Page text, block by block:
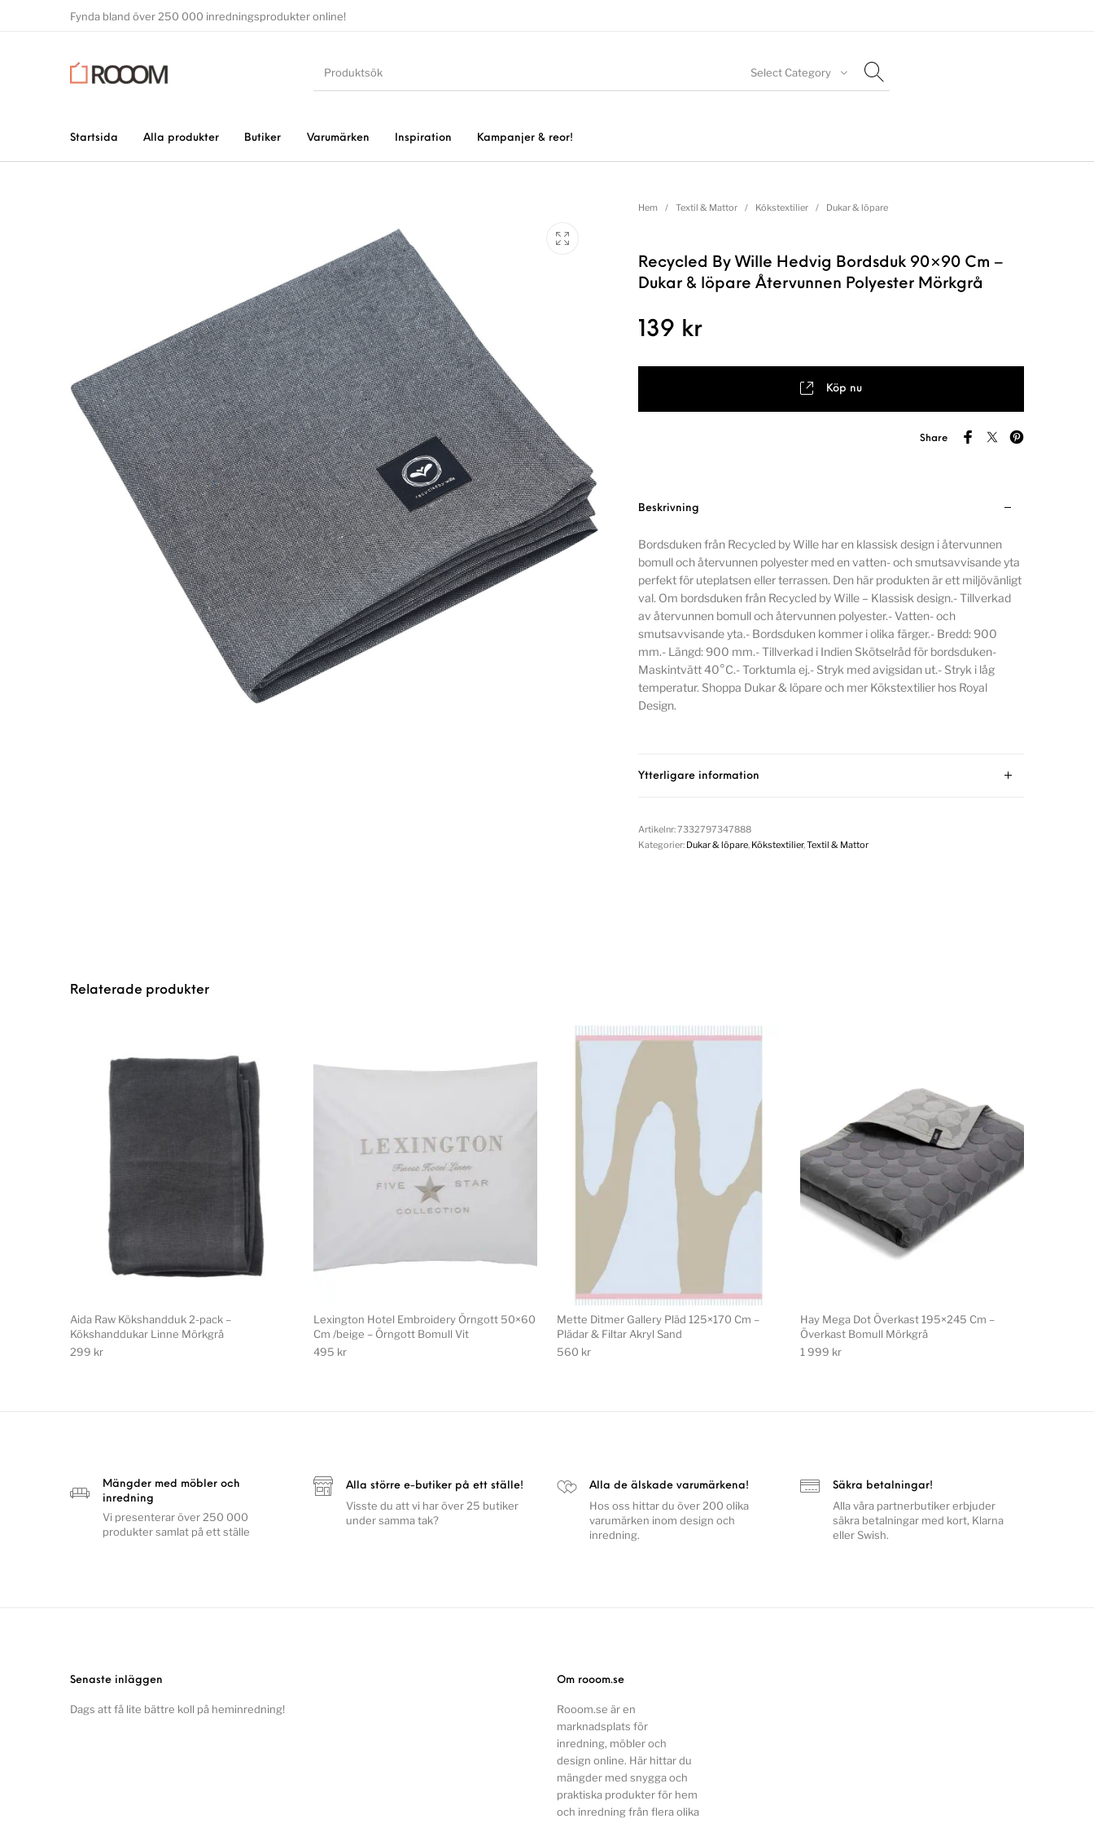
Fynda bland över 250 000 inredningsprodukter online!
Select Category
Startsida Alla produkter Butiker Varumärken Inspiration Kampanjer & reor!
Hem / Textil & Mattor / Kökstextilier / Dukar & löpare
Recycled By Wille Hedvig Bordsduk 90×90 Cm –
Dukar & löpare Återvunnen Polyester Mörkgrå
139 kr
Köp nu
Share
Beskrivning
Bordsduken från Recycled by Wille har en klassisk design i återvunnen
bomull och återvunnen polyester med en vatten- och smutsavvisande yta
perfekt för uteplatsen eller terrassen. Den här produkten är ett miljövänligt
val. Om bordsduken från Recycled by Wille – Klassisk design.- Tillverkad
av återvunnen bomull och återvunnen polyester.- Vatten- och
smutsavvisande yta.- Bordsduken kommer i olika färger.- Bredd: 900
mm.- Längd: 900 mm.- Tillverkad i Indien Skötselråd för bordsduken-
Maskintvätt 40°C.- Torktumla ej.- Stryk med avigsidan ut.- Stryk i låg
temperatur. Shoppa Dukar & löpare och mer Kökstextilier hos Royal
Design.
Ytterligare information
Artikelnr:7332797347888
Kategorier: Dukar & löpare, Kökstextilier, Textil & Mattor
Relaterade produkter
Aida Raw Kökshandduk 2-pack –
Kökshanddukar Linne Mörkgrå
299 kr
Lexington Hotel Embroidery Örngott 50×60
Cm /beige – Örngott Bomull Vit
495 kr
Mette Ditmer Gallery Pläd 125×170 Cm –
Plädar & Filtar Akryl Sand
560 kr
Hay Mega Dot Överkast 195×245 Cm –
Överkast Bomull Mörkgrå
1 999 kr
Mängder med möbler och
inredning
Vi presenterar över 250 000
produkter samlat på ett ställe
Alla större e-butiker på ett ställe!
Visste du att vi har över 25 butiker
under samma tak?
Alla de älskade varumärkena!
Hos oss hittar du över 200 olika
varumärken inom design och
inredning.
Säkra betalningar!
Alla våra partnerbutiker erbjuder
säkra betalningar med kort, Klarna
eller Swish.
Senaste inläggen
Dags att få lite bättre koll på heminredning!
Om rooom.se
Rooom.se är en
marknadsplats för
inredning, möbler och
design online. Här hittar du
mängder med snygga och
praktiska produkter för hem
och inredning från flera olika